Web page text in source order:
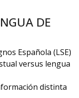
DE
Española (LSE)
versus lengua
distinta